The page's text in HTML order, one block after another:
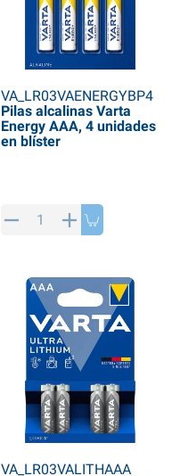
VA_LR03VAENERGYBP4
Pilas alcalinas Varta
Energy AAA, 4 unidades
en blíster
VA_LR03VALITHAAA